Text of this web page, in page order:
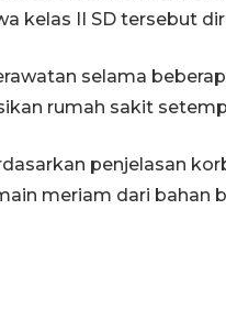
kelas II SD tersebut
selama
rumah sakit
penjelasan
meriam dari bahan